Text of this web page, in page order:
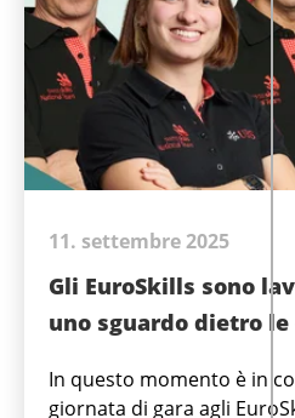
11. settembre 2025
Gli EuroSkills sono
uno sguardo dietro
In questo momento è in
giornata di gara agli